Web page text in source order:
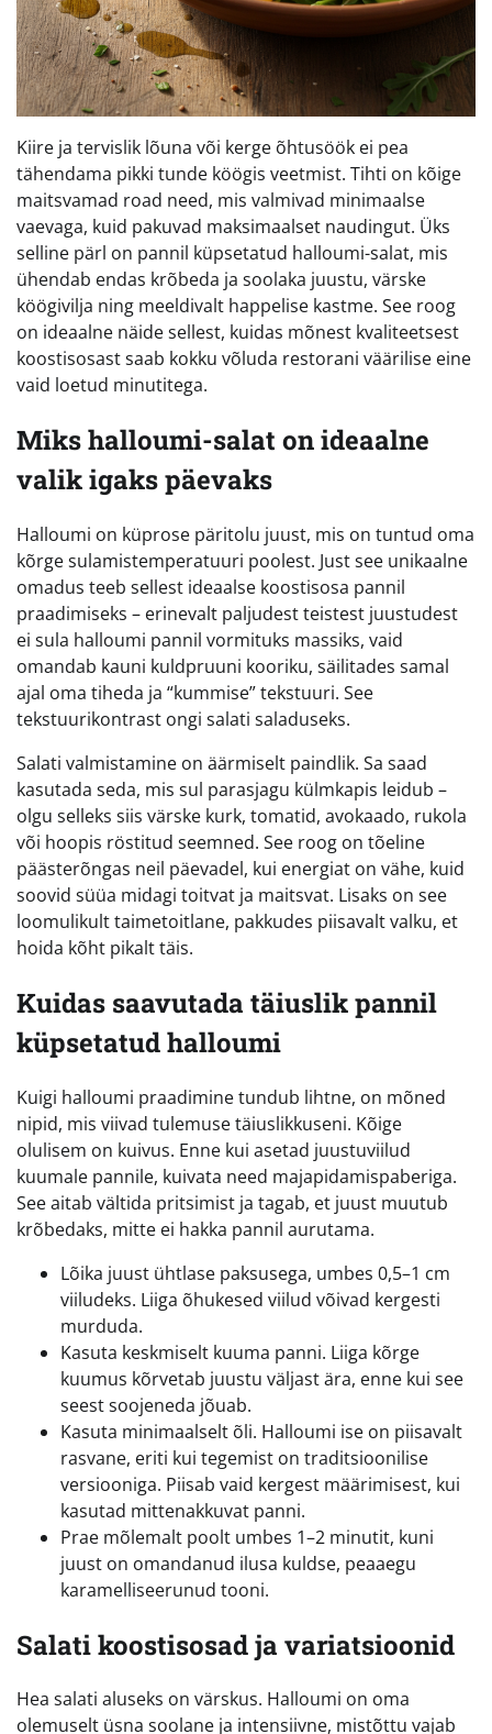
Kiire ja tervislik lõuna või kerge õhtusöök ei pea
tähendama pikki tunde köögis veetmist. Tihti on kõige
maitsvamad road need, mis valmivad minimaalse
vaevaga, kuid pakuvad maksimaalset naudingut. Üks
selline pärl on pannil küpsetatud halloumi-salat, mis
ühendab endas krõbeda ja soolaka juustu, värske
köögivilja ning meeldivalt happelise kastme. See roog
on ideaalne näide sellest, kuidas mõnest kvaliteetsest
koostisosast saab kokku võluda restorani väärilise eine
vaid loetud minutitega.
Miks halloumi-salat on ideaalne
valik igaks päevaks
Halloumi on küprose päritolu juust, mis on tuntud oma
kõrge sulamistemperatuuri poolest. Just see unikaalne
omadus teeb sellest ideaalse koostisosa pannil
praadimiseks – erinevalt paljudest teistest juustudest
ei sula halloumi pannil vormituks massiks, vaid
omandab kauni kuldpruuni kooriku, säilitades samal
ajal oma tiheda ja “kummise” tekstuuri. See
tekstuurikontrast ongi salati saladuseks.
Salati valmistamine on äärmiselt paindlik. Sa saad
kasutada seda, mis sul parasjagu külmkapis leidub –
olgu selleks siis värske kurk, tomatid, avokaado, rukola
või hoopis röstitud seemned. See roog on tõeline
päästerõngas neil päevadel, kui energiat on vähe, kuid
soovid süüa midagi toitvat ja maitsvat. Lisaks on see
loomulikult taimetoitlane, pakkudes piisavalt valku, et
hoida kõht pikalt täis.
Kuidas saavutada täiuslik pannil
küpsetatud halloumi
Kuigi halloumi praadimine tundub lihtne, on mõned
nipid, mis viivad tulemuse täiuslikkuseni. Kõige
olulisem on kuivus. Enne kui asetad juustuviilud
kuumale pannile, kuivata need majapidamispaberiga.
See aitab vältida pritsimist ja tagab, et juust muutub
krõbedaks, mitte ei hakka pannil aurutama.
Lõika juust ühtlase paksusega, umbes 0,5–1 cm
viiludeks. Liiga õhukesed viilud võivad kergesti
murduda.
Kasuta keskmiselt kuuma panni. Liiga kõrge
kuumus kõrvetab juustu väljast ära, enne kui see
seest soojeneda jõuab.
Kasuta minimaalselt õli. Halloumi ise on piisavalt
rasvane, eriti kui tegemist on traditsioonilise
versiooniga. Piisab vaid kergest määrimisest, kui
kasutad mittenakkuvat panni.
Prae mõlemalt poolt umbes 1–2 minutit, kuni
juust on omandanud ilusa kuldse, peaaegu
karamelliseerunud tooni.
Salati koostisosad ja variatsioonid
Hea salati aluseks on värskus. Halloumi on oma
olemuselt üsna soolane ja intensiivne, mistõttu vajab